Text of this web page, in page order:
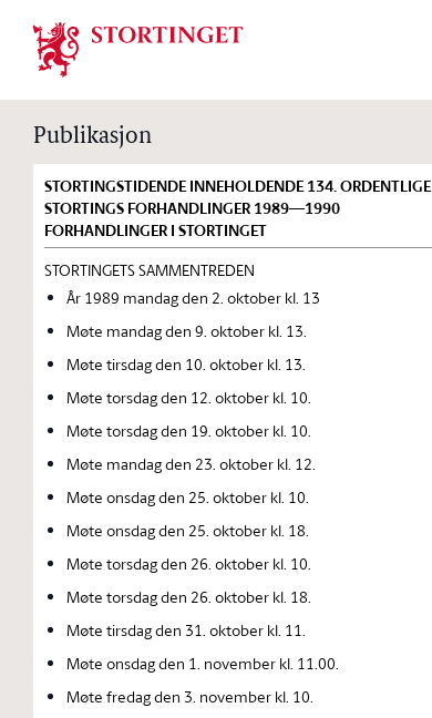
Stortinget.no
Publikasjon
STORTINGSTIDENDE INNEHOLDENDE 134. ORDENTLIGE
STORTINGS FORHANDLINGER 1989—1990
FORHANDLINGER I STORTINGET
STORTINGETS SAMMENTREDEN
År 1989 mandag den 2. oktober kl. 13
Møte mandag den 9. oktober kl. 13.
Møte tirsdag den 10. oktober kl. 13.
Møte torsdag den 12. oktober kl. 10.
Møte torsdag den 19. oktober kl. 10.
Møte mandag den 23. oktober kl. 12.
Møte onsdag den 25. oktober kl. 10.
Møte onsdag den 25. oktober kl. 18.
Møte torsdag den 26. oktober kl. 10.
Møte torsdag den 26. oktober kl. 18.
Møte tirsdag den 31. oktober kl. 11.
Møte onsdag den 1. november kl. 11.00.
Møte fredag den 3. november kl. 10.